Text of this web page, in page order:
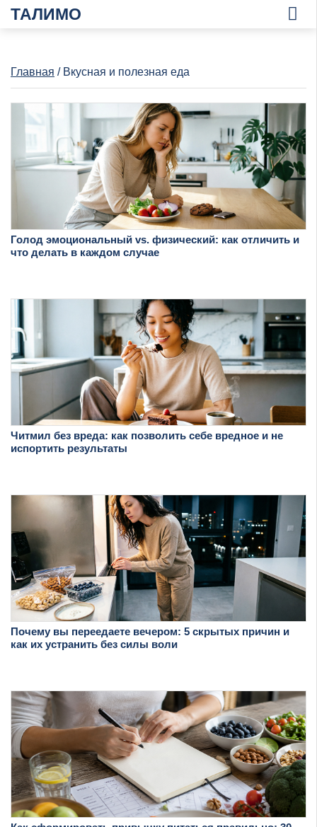
ТАЛИМО
Главная / Вкусная и полезная еда
Голод эмоциональный vs. физический: как отличить и
что делать в каждом случае
Читмил без вреда: как позволить себе вредное и не
испортить результаты
Почему вы переедаете вечером: 5 скрытых причин и
как их устранить без силы воли